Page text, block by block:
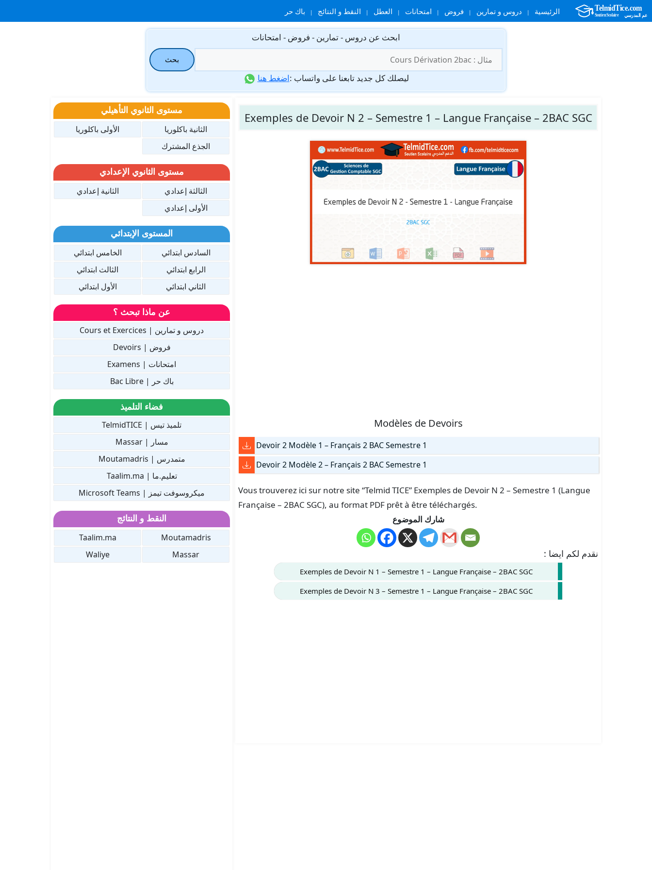
الرئيسية دروس و تمارين فروض امتحانات العطل النقط و النتائج باك حر
ابحث عن دروس - تمارين - فروض - امتحانات
عن:
بحث
ليصلك كل جديد تابعنا على واتساب :اضغط هنا
Exemples de Devoir N 2 – Semestre 1 – Langue Française – 2BAC SGC
Modèles de Devoirs
Devoir 2 Modèle 1 – Français 2 BAC Semestre 1
Devoir 2 Modèle 2 – Français 2 BAC Semestre 1
Vous trouverez ici sur notre site “Telmid TICE” Exemples de Devoir N 2 – Semestre 1 (Langue
Française – 2BAC SGC), au format PDF prêt à être téléchargés.
شارك الموضوع
نقدم لكم ايضا :
Exemples de Devoir N 1 – Semestre 1 – Langue Française – 2BAC SGC
Exemples de Devoir N 3 – Semestre 1 – Langue Française – 2BAC SGC
مستوى الثانوي التأهيلي
الثانية باكلوريا
الأولى باكلوريا
الجذع المشترك
مستوى الثانوي الإعدادي
الثالثة إعدادي
الثانية إعدادي
الأولى إعدادي
المستوى الإبتدائي
السادس ابتدائي
الخامس ابتدائي
الرابع ابتدائي
الثالث ابتدائي
الثاني ابتدائي
الأول ابتدائي
عن ماذا تبحث ؟
دروس و تمارين | Cours et Exercices
فروض | Devoirs
امتحانات | Examens
باك حر | Bac Libre
فضاء التلميذ
تلميذ تيس | TelmidTICE
مسار | Massar
متمدرس | Moutamadris
تعليم.ما | Taalim.ma
ميكروسوفت تيمز | Microsoft Teams
النقط و النتائج
Moutamadris
Taalim.ma
Massar
Waliye